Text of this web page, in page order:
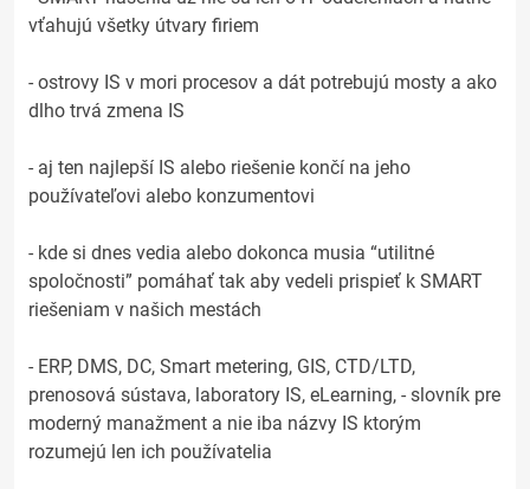
vťahujú všetky útvary firiem
- ostrovy IS v mori procesov a dát potrebujú mosty a ako
dlho trvá zmena IS
- aj ten najlepší IS alebo riešenie končí na jeho
používateľovi alebo konzumentovi
- kde si dnes vedia alebo dokonca musia “utilitné
spoločnosti” pomáhať tak aby vedeli prispieť k SMART
riešeniam v našich mestách
- ERP, DMS, DC, Smart metering, GIS, CTD/LTD,
prenosová sústava, laboratory IS, eLearning, - slovník pre
moderný manažment a nie iba názvy IS ktorým
rozumejú len ich používatelia